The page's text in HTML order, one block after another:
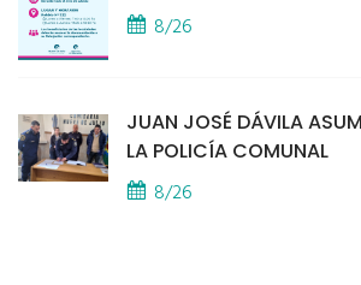
8/26
JUAN JOSÉ DÁVILA
LA POLICÍA COMUNAL
8/26